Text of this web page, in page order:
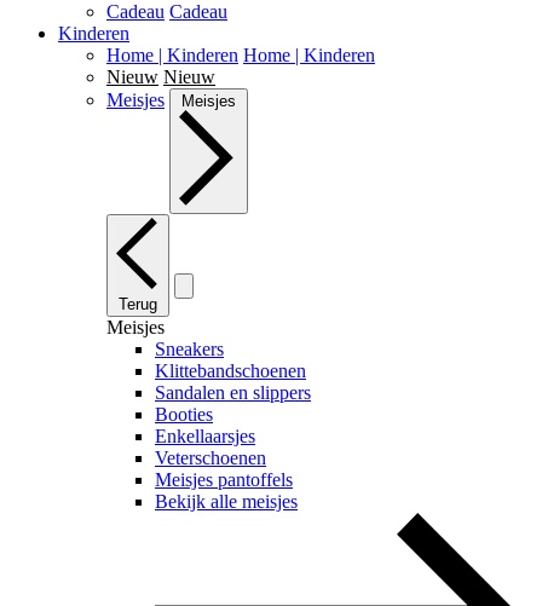
Cadeau Cadeau
Kinderen
Home | Kinderen Home | Kinderen
Nieuw Nieuw
Meisjes
Meisjes
Terug
Meisjes
Sneakers
Klittebandschoenen
Sandalen en slippers
Booties
Enkellaarsjes
Veterschoenen
Meisjes pantoffels
Bekijk alle meisjes